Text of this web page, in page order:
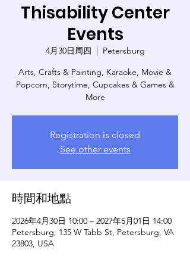
Thisability Center
Events
4月30日周四
  |
Petersburg
Arts, Crafts & Painting, Karaoke, Movie &
Popcorn, Storytime, Cupcakes & Games &
More
Registration is closed
See other events
時間和地點
2026年4月30日 10:00 – 2027年5月01日 14:00
Petersburg, 135 W Tabb St, Petersburg, VA
23803, USA